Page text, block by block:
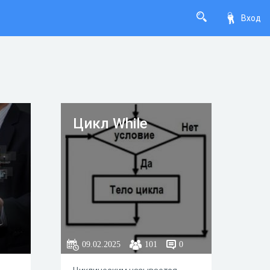
Вход
Цикл While
09.02.2025 101 0